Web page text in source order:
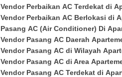
Vendor Perbaikan AC Terdekat di
Vendor Perbaikan AC Berlokasi di
Pasang AC (Air Conditioner) Di
Vendor Pasang AC Daerah
Vendor Pasang AC di Wilayah
Vendor Pasang AC di Area
Vendor Pasang AC Terdekat di